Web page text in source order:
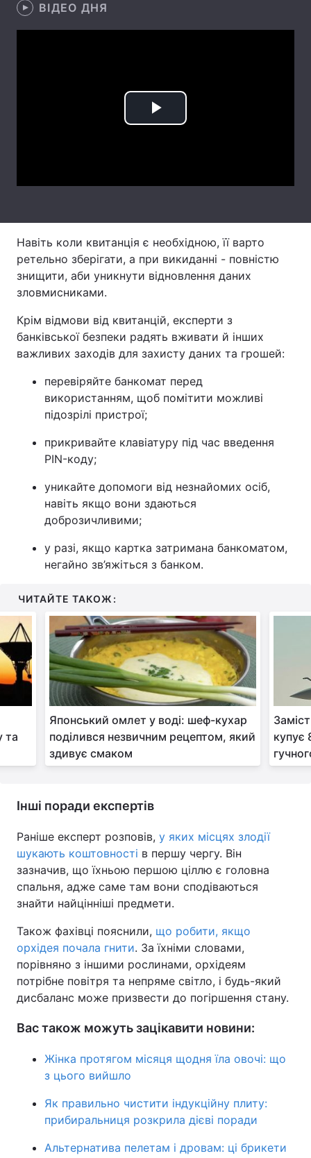
Інтерв'ю
Тема оформлення
ВІДЕО ДНЯ
Play
Навіть коли квитанція є необхідною, її варто
ретельно зберігати, а при викиданні - повністю
знищити, аби уникнути відновлення даних
зловмисниками.
Крім відмови від квитанцій, експерти з
банківської безпеки радять вживати й інших
важливих заходів для захисту даних та грошей:
перевіряйте банкомат перед
використанням, щоб помітити можливі
підозрілі пристрої;
прикривайте клавіатуру під час введення
PIN-коду;
уникайте допомоги від незнайомих осіб,
навіть якщо вони здаються
доброзичливими;
у разі, якщо картка затримана банкоматом,
негайно зв’яжіться з банком.
ЧИТАЙТЕ ТАКОЖ:
та
Японський омлет у воді: шеф-кухар
поділився незвичним рецептом, який
здивує смаком
купує
Інші поради експертів
Раніше експерт розповів, у яких місцях злодії
шукають коштовності в першу чергу. Він
зазначив, що їхньою першою ціллю є головна
спальня, адже саме там вони сподіваються
знайти найцінніші предмети.
Також фахівці пояснили, що робити, якщо
орхідея почала гнити. За їхніми словами,
порівняно з іншими рослинами, орхідеям
потрібне повітря та непряме світло, і будь-який
дисбаланс може призвести до погіршення стану.
Вас також можуть зацікавити новини:
Жінка протягом місяця щодня їла овочі: що
з цього вийшло
Як правильно чистити індукційну плиту:
прибиральниця розкрила дієві поради
Альтернатива пелетам і дровам: ці брикети